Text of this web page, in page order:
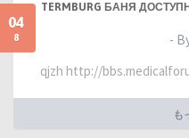
04
8
TERMBURG БАНЯ
-
qjzh http://
も